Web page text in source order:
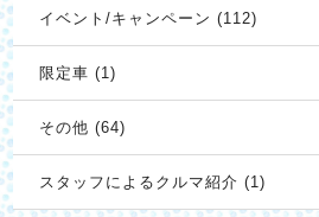
イベント/キャンペーン (112)
限定車 (1)
その他 (64)
スタッフによるクルマ紹介 (1)